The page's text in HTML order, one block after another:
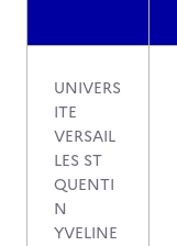
UNIVERS
ITE
VERSAIL
LES ST
QUENTI
N
YVELINE